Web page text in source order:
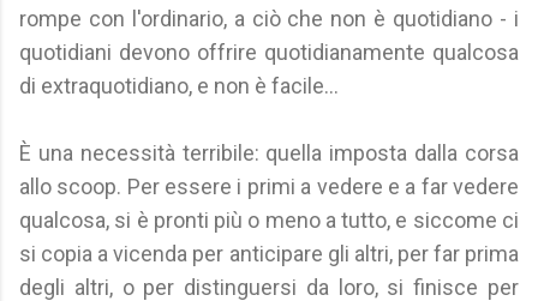
rompe con l'ordinario, a ciò che non è quotidiano - i
quotidiani devono offrire quotidianamente qualcosa
di extraquotidiano, e non è facile...
È una necessità terribile: quella imposta dalla corsa
allo scoop. Per essere i primi a vedere e a far vedere
qualcosa, si è pronti più o meno a tutto, e siccome ci
si copia a vicenda per anticipare gli altri, per far prima
degli altri, o per distinguersi da loro, si finisce per